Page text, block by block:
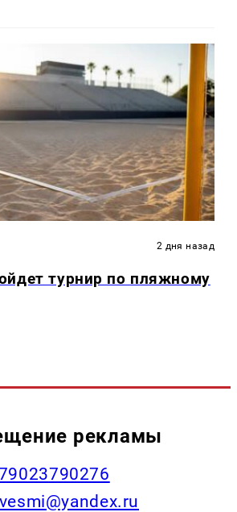
2 дня назад
турнир по пляжному
рекламы